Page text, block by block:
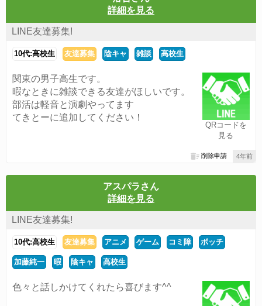
詳細を見る
LINE友達募集!
10代:高校生 友達募集 陰キャ 雑談 高校生
QRコードを
見る
関東の男子高生です。
暇なときに雑談できる友達がほしいです。
部活は軽音と演劇やってます
てきとーに追加してください！
4年前
削除申請
アスパラさん
詳細を見る
LINE友達募集!
10代:高校生 友達募集 アニメ ゲーム コミ障 ボッチ
加藤純一 暇 陰キャ 高校生
色々と話しかけてくれたら喜びます^^